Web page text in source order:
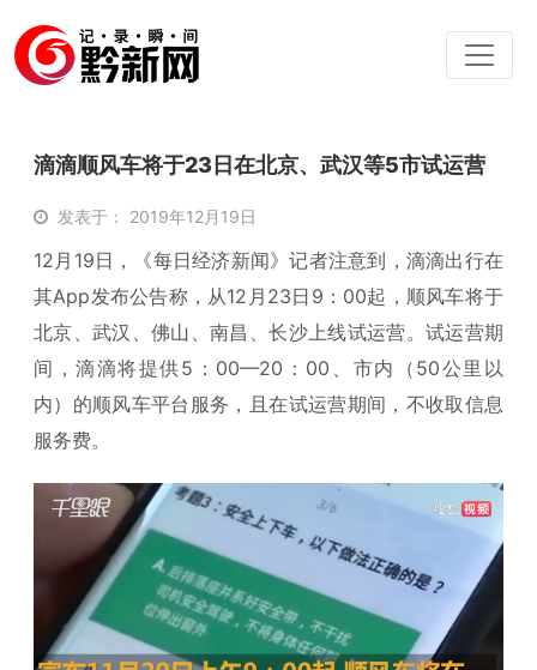
滴滴顺风车将于23日在北京、武汉等5市试运营
发表于： 2019年12月19日
12月19日，《每日经济新闻》记者注意到，滴滴出行在
其App发布公告称，从12月23日9：00起，顺风车将于
北京、武汉、佛山、南昌、长沙上线试运营。试运营期
间，滴滴将提供5：00—20：00、市内（50公里以
内）的顺风车平台服务，且在试运营期间，不收取信息
服务费。